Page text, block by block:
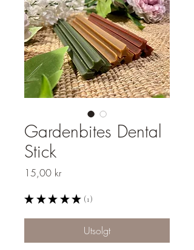
Gardenbites Dental
Stick
15,00 krPris
★ ★ ★ ★ ★ 1
1
Utsolgt